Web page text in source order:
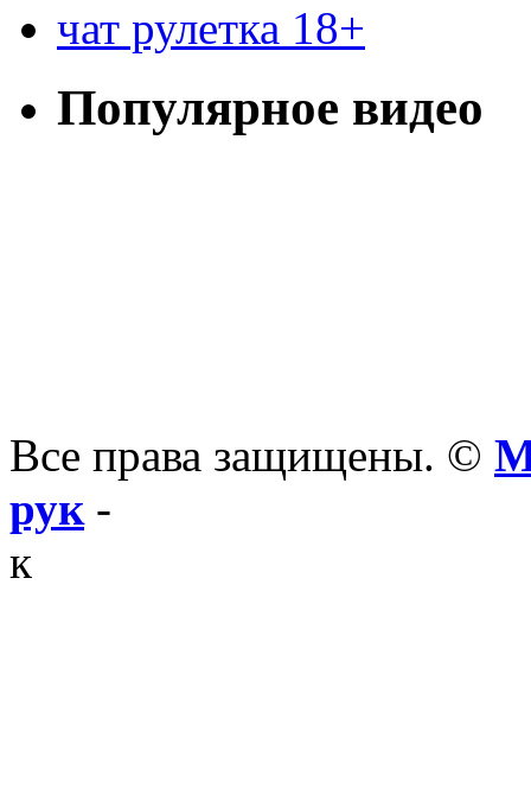
чат рулетка 18+
Популярное видео
Все права защищены. ©
рук-
к